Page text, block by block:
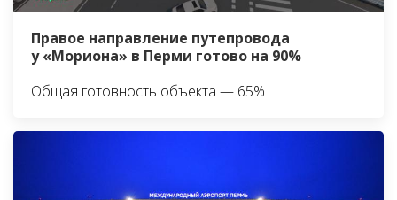
Правое направление путепровода
у «Мориона» в Перми готово на 90%
Общая готовность объекта — 65%